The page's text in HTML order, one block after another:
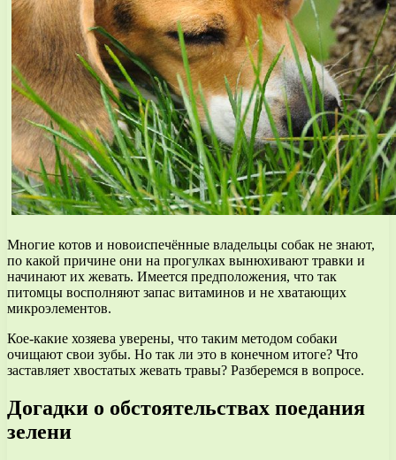
Многие котов и новоиспечённые владельцы собак не знают,
по какой причине они на прогулках вынюхивают травки и
начинают их жевать. Имеется предположения, что так
питомцы восполняют запас витаминов и не хватающих
микроэлементов.
Кое-какие хозяева уверены, что таким методом собаки
очищают свои зубы. Но так ли это в конечном итоге? Что
заставляет хвостатых жевать травы? Разберемся в вопросе.
Догадки о обстоятельствах поедания
зелени